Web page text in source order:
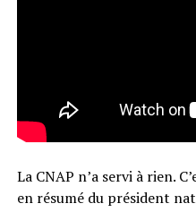
La CNAP n’a servi à rien.
en résumé du président